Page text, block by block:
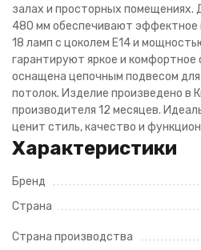
залах и просторных
480 мм обеспечивают эффектное
18 ламп с цоколем E14 и
гарантируют яркое и
оснащена цепочным подвесом
потолок. Изделие произведено в
производителя 12 месяцев.
ценит стиль, качество и
Характеристики
Бренд
Страна
Страна производства